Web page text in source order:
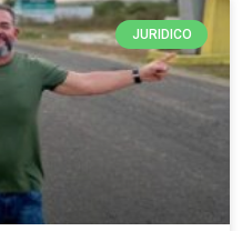
JURIDICO